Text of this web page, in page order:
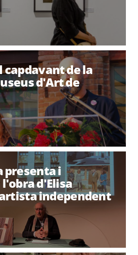
capdavant de la
d'Art de
presenta i
d'Elisa
independent